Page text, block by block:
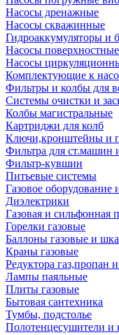
Насосы дренажные
Насосы скважинные
Гидроаккумуляторы и
Насосы поверхностные
Насосы
Комплектующие к
Фильтры и колбы для
Системы очистки и
Колбы магистральные
Картриджи для колб
Ключи,кронштейны и
Фильтра для ст.машин
Фильтр-кувшин
Питьевые системы
Газовое оборудование
Диэлектрики
Газовая и сильфонная
Горелки газовые
Баллоны газовые и
Краны газовые
Редуктора газ,пропан
Лампы паяльные
Плиты газовые
Бытовая сантехника
Тумбы, подстолье
Полотенцесушители и